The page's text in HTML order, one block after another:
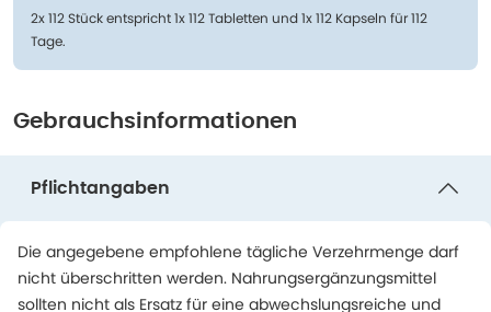
2x 112 Stück entspricht 1x 112 Tabletten und 1x 112 Kapseln für 112
Tage.
Gebrauchsinformationen
Pflichtangaben
Die angegebene empfohlene tägliche Verzehrmenge darf
nicht überschritten werden. Nahrungsergänzungsmittel
sollten nicht als Ersatz für eine abwechslungsreiche und